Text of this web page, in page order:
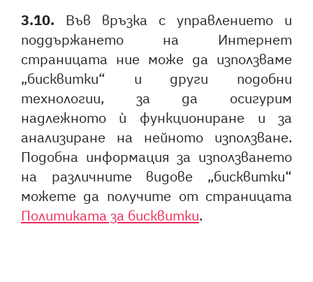
3.10. Във връзка с управлението и
поддържането на Интернет
страницата ние може да използваме
„бисквитки“ и други подобни
технологии, за да осигурим
надлежното ѝ функциониране и за
анализиране на нейното използване.
Подобна информация за използването
на различните видове „бисквитки“
можете да получите от страницата
Политиката за бисквитки.